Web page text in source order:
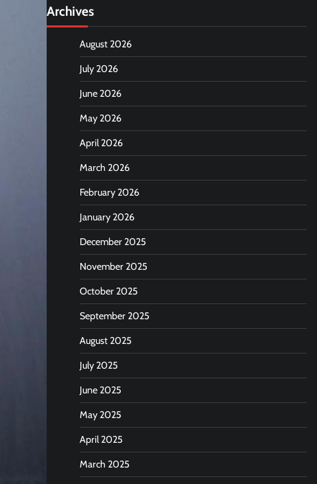
Archives
August 2026
July 2026
June 2026
May 2026
April 2026
March 2026
February 2026
January 2026
December 2025
November 2025
October 2025
September 2025
August 2025
July 2025
June 2025
May 2025
April 2025
March 2025